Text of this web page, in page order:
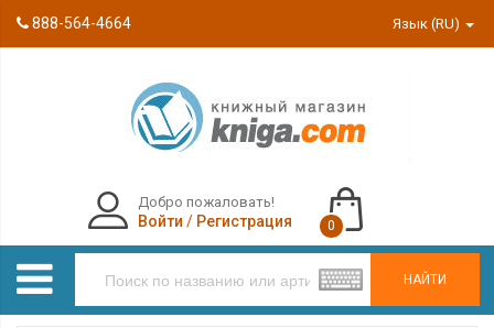
888-564-4664 Язык (RU)
НАЙТИ
Добро пожаловать!
Войти / Регистрация 0